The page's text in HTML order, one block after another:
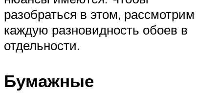
разобраться в этом, рассмотрим
каждую разновидность обоев в
отдельности.
Бумажные